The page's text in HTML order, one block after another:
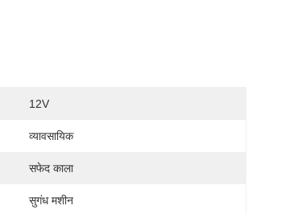
12V
व्यावसायिक
सफेद काला
सुगंध मशीन